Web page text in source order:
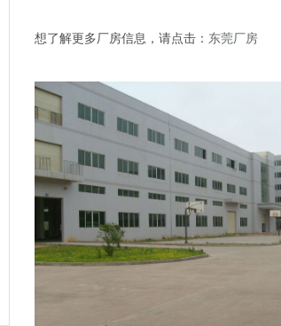
想了解更多厂房信息，请点击： 东莞厂房